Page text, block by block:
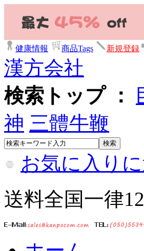
健康情報 商品Tags 新規登録
漢方会社
検索トップ ：
神 三體牛鞭
お気に入り
送料全国一律